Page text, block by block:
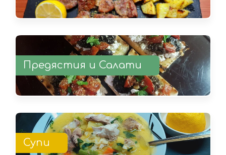
Предястия и Салати
Супи